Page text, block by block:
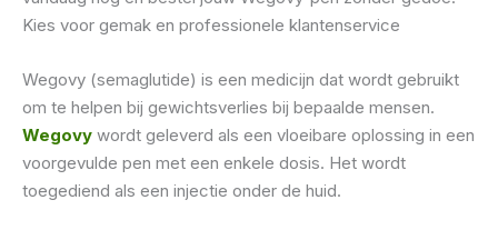
Kies voor gemak en professionele klantenservice
Wegovy (semaglutide) is een medicijn dat wordt gebruikt
om te helpen bij gewichtsverlies bij bepaalde mensen.
Wegovy wordt geleverd als een vloeibare oplossing in een
voorgevulde pen met een enkele dosis. Het wordt
toegediend als een injectie onder de huid.